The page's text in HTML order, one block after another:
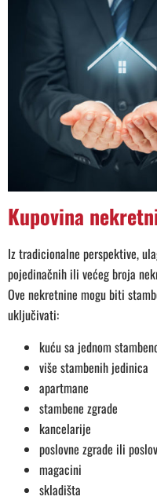
Kupovina
Iz tradicionalne perspektive,
pojedinačnih ili većeg broja
Ove nekretnine mogu biti
uključivati:
kuću sa jednom
više stambenih jedinica
apartmane
stambene zgrade
kancelarije
poslovne zgrade ili
magacini
skladišta